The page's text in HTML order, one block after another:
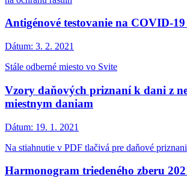
Antigénové testovanie na COVID-
Dátum: 3. 2. 2021
Stále odberné miesto vo Svite
Vzory daňových priznaní k dani z
miestnym daniam
Dátum: 19. 1. 2021
Na stiahnutie v PDF tlačivá pre daňové
Harmonogram triedeného zberu